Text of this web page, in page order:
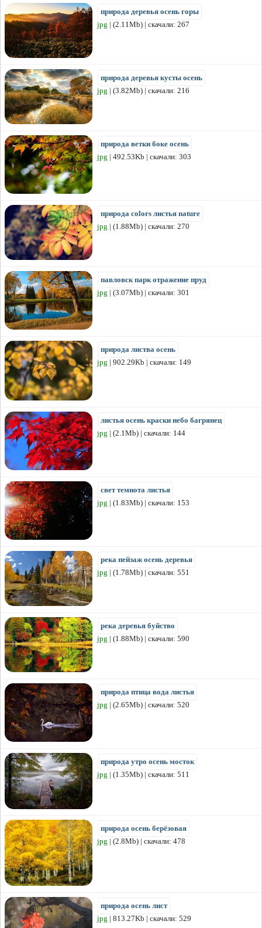
природа деревья осень горы
jpg | (2.11Mb) | скачали: 267
природа деревья кусты осень
jpg | (3.82Mb) | скачали: 216
природа ветки боке осень
jpg | 492.53Kb | скачали: 303
природа colors листья nature
jpg | (1.88Mb) | скачали: 270
павловск парк отражение пруд
jpg | (3.07Mb) | скачали: 301
природа листва осень
jpg | 902.29Kb | скачали: 149
листья осень краски небо багрянец
jpg | (2.1Mb) | скачали: 144
свет темнота листья
jpg | (1.83Mb) | скачали: 153
река пейзаж осень деревья
jpg | (1.78Mb) | скачали: 551
река деревья буйство
jpg | (1.88Mb) | скачали: 590
природа птица вода листья
jpg | (2.65Mb) | скачали: 520
природа утро осень мосток
jpg | (1.35Mb) | скачали: 511
природа осень берёзовая
jpg | (2.8Mb) | скачали: 478
природа осень лист
jpg | 813.27Kb | скачали: 529